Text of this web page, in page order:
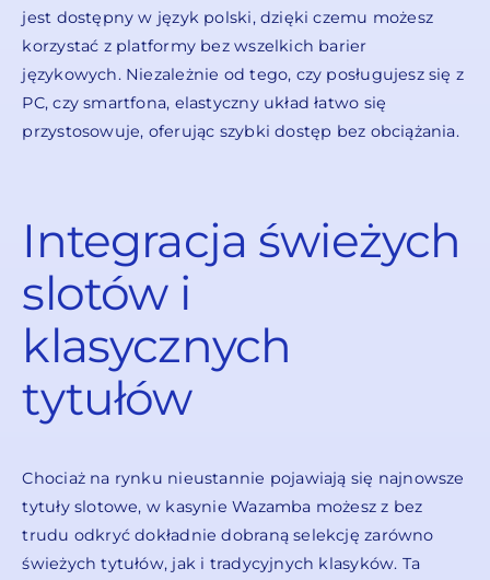
jest dostępny w język polski, dzięki czemu możesz
korzystać z platformy bez wszelkich barier
językowych. Niezależnie od tego, czy posługujesz się z
PC, czy smartfona, elastyczny układ łatwo się
przystosowuje, oferując szybki dostęp bez obciążania.
Integracja świeżych
slotów i
klasycznych
tytułów
Chociaż na rynku nieustannie pojawiają się najnowsze
tytuły slotowe, w kasynie Wazamba możesz z bez
trudu odkryć dokładnie dobraną selekcję zarówno
świeżych tytułów, jak i tradycyjnych klasyków. Ta